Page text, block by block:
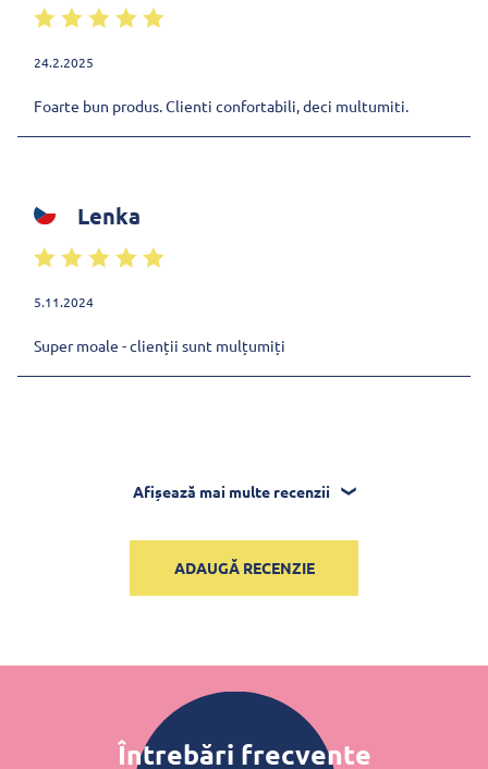
24.2.2025
Foarte bun produs. Clienti confortabili, deci multumiti.
Lenka
5.11.2024
Super moale - clienții sunt mulțumiți
Afișează mai multe recenzii
ADAUGĂ RECENZIE
Întrebări frecvente